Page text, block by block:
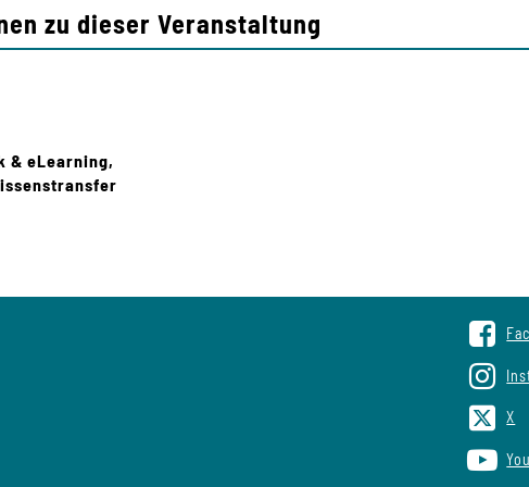
zu dieser Veranstaltung
& eLearning,
X